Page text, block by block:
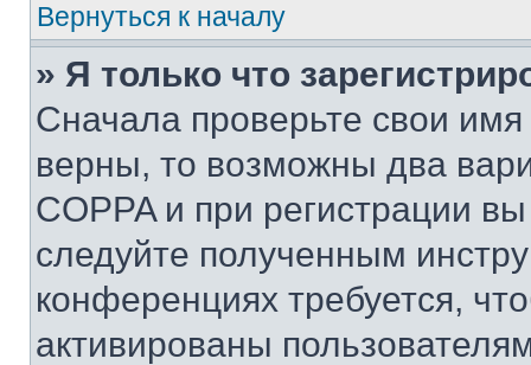
Вернуться к началу
» Я только что
Сначала проверьте свои
верны, то возможны два
COPPA и при регистрации
следуйте полученным
конференциях требуется,
активированы